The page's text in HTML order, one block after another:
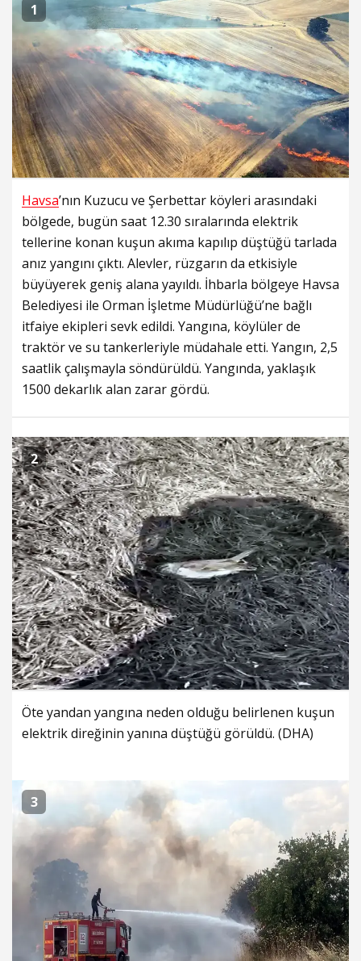
1
Havsa’nın Kuzucu ve Şerbettar köyleri arasındaki
bölgede, bugün saat 12.30 sıralarında elektrik
tellerine konan kuşun akıma kapılıp düştüğü tarlada
anız yangını çıktı. Alevler, rüzgarın da etkisiyle
büyüyerek geniş alana yayıldı. İhbarla bölgeye Havsa
Belediyesi ile Orman İşletme Müdürlüğü’ne bağlı
itfaiye ekipleri sevk edildi. Yangına, köylüler de
traktör ve su tankerleriyle müdahale etti. Yangın, 2,5
saatlik çalışmayla söndürüldü. Yangında, yaklaşık
1500 dekarlık alan zarar gördü.
2
Öte yandan yangına neden olduğu belirlenen kuşun
elektrik direğinin yanına düştüğü görüldü. (DHA)
3